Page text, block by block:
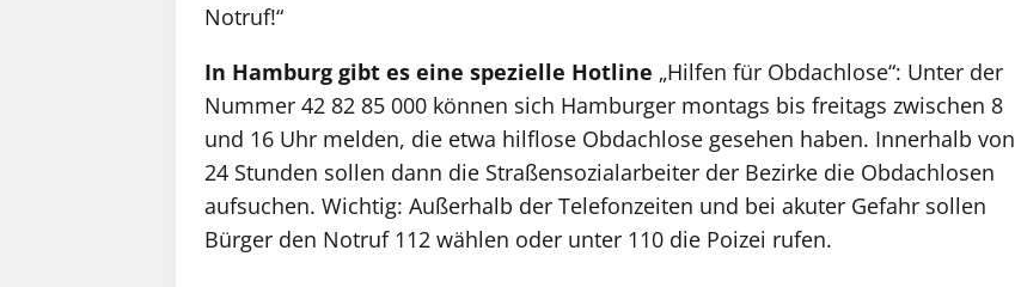
Notruf!“
In Hamburg gibt es eine spezielle Hotline „Hilfen für Obdachlose“: Unter der
Nummer 42 82 85 000 können sich Hamburger montags bis freitags zwischen 8
und 16 Uhr melden, die etwa hilflose Obdachlose gesehen haben. Innerhalb von
24 Stunden sollen dann die Straßensozialarbeiter der Bezirke die Obdachlosen
aufsuchen. Wichtig: Außerhalb der Telefonzeiten und bei akuter Gefahr sollen
Bürger den Notruf 112 wählen oder unter 110 die Poizei rufen.